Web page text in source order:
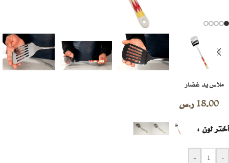
ملاس يد غضار
18.00 ر.س
أختر لون
-
+